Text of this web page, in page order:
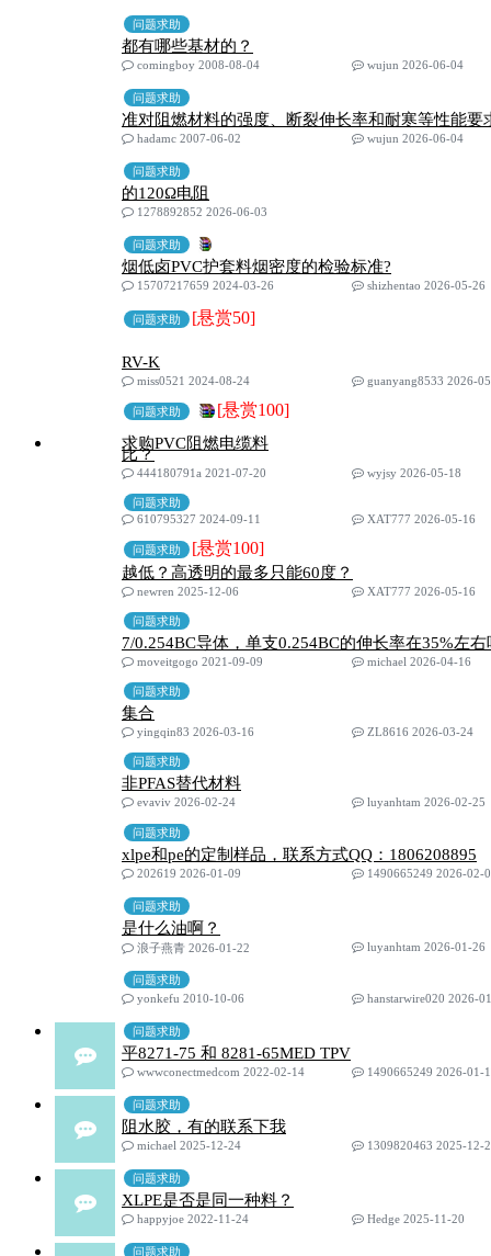
问题求助
都有哪些基材的？
comingboy 2008-08-04
wujun 2026-06-04
问题求助
准对阻燃材料的强度、断裂伸长率和耐寒等性能要
hadamc 2007-06-02
wujun 2026-06-04
问题求助
的120Ω电阻
1278892852 2026-06-03
问题求助
烟低卤PVC护套料烟密度的检验标准?
15707217659 2024-03-26
shizhentao 2026-05-26
问题求助 [悬赏50]
RV-K
miss0521 2024-08-24
guanyang8533 2026-
问题求助 [悬赏100]
比？
444180791a 2021-07-20
wyjsy 2026-05-18
问题求助
求购PVC阻燃电缆料
610795327 2024-09-11
XAT777 2026-05-16
问题求助 [悬赏100]
越低？高透明的最多只能60度？
newren 2025-12-06
XAT777 2026-05-16
问题求助
7/0.254BC导体，单支0.254BC的伸长率在35%左右
moveitgogo 2021-09-09
michael 2026-04-16
问题求助
集合
yingqin83 2026-03-16
ZL8616 2026-03-24
问题求助
非PFAS替代材料
evaviv 2026-02-24
luyanhtam 2026-02-25
问题求助
xlpe和pe的定制样品，联系方式QQ：1806208895
202619 2026-01-09
1490665249 2026-02-
问题求助
是什么油啊？
浪子燕青 2026-01-22
luyanhtam 2026-01-26
问题求助
yonkefu 2010-10-06 hanstarwire020 2026-
问题求助
平8271-75 和 8281-65MED TPV
wwwconectmedcom 2022-02-14
1490665249 2026-01-
问题求助
阻水胶，有的联系下我
michael 2025-12-24
1309820463 2025-12-
问题求助
XLPE是否是同一种料？
happyjoe 2022-11-24
Hedge 2025-11-20
问题求助